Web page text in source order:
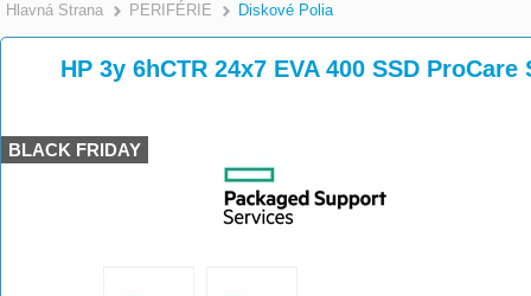
Hlavná Strana >
PERIFÉRIE >
Diskové Polia
HP 3y 6hCTR 24x7 EVA 400 SSD ProCare
BLACK FRIDAY